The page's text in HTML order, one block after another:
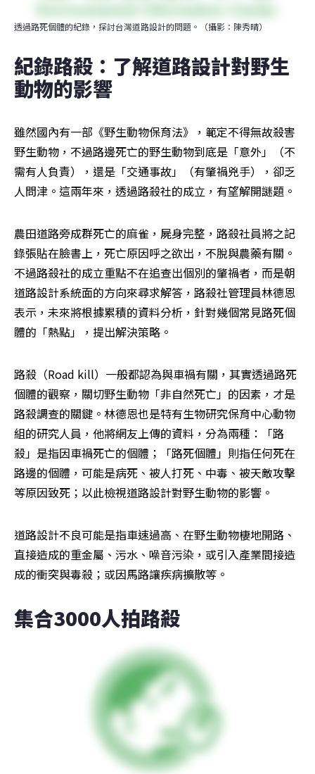
透過路死個體的紀錄，探討台灣道路設計的問題。（攝影：陳秀晴）
紀錄路殺：了解道路設計對野生
動物的影響
雖然國內有一部《野生動物保育法》，範定不得無故殺害
野生動物，不過路邊死亡的野生動物到底是「意外」（不
需有人負責），還是「交通事故」（有肇禍兇手），卻乏
人問津。這兩年來，透過路殺社的成立，有望解開謎題。
農田道路旁成群死亡的麻雀，屍身完整，路殺社員將之記
錄張貼在臉書上，死亡原因呼之欲出，不脫與農藥有關。
不過路殺社的成立重點不在追查出個別的肇禍者，而是朝
道路設計系統面的方向來尋求解答，路殺社管理員林德恩
表示，未來將根據累積的資料分析，針對幾個常見路死個
體的「熱點」，提出解決策略。
路殺（Road kill）一般都認為與車禍有關，其實透過路死
個體的觀察，關切野生動物「非自然死亡」的因素，才是
路殺調查的關鍵。林德恩也是特有生物研究保育中心動物
組的研究人員，他將網友上傳的資料，分為兩種：「路
殺」是指因車禍死亡的個體；「路死個體」則指任何死在
路邊的個體，可能是病死、被人打死、中毒、被天敵攻擊
等原因致死；以此檢視道路設計對野生動物的影響。
道路設計不良可能是指車速過高、在野生動物棲地開路、
直接造成的重金屬、污水、噪音污染，或引入產業間接造
成的衝突與毒殺；或因馬路讓疾病擴散等。
集合3000人拍路殺